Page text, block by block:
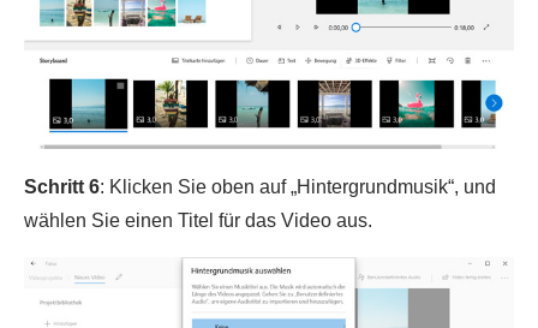
Schritt 6: Klicken Sie oben auf „Hintergrundmusik“, und
wählen Sie einen Titel für das Video aus.